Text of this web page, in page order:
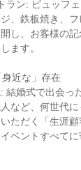
ラン: ビュッフ
、鉄板焼き、
し、お客様の
ます。
近な」存在
結婚式で出会っ
など、何世代
ただく「生涯
ベントすべてに